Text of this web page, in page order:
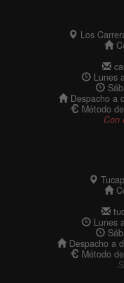
Los
Lunes
Despacho a
Método
Con
Lunes
Despacho a
Método